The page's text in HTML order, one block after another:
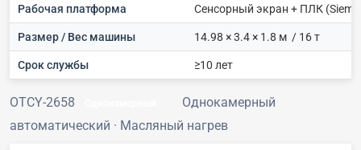
Рабочая платформа Сенсорный экран + ПЛК
Размер / Вес машины 14.98 × 3.4 × 1.8 м / 16 т
Срок службы ≥10 лет
OTCY-2658
Однокамерный
автоматический · Масляный нагрев